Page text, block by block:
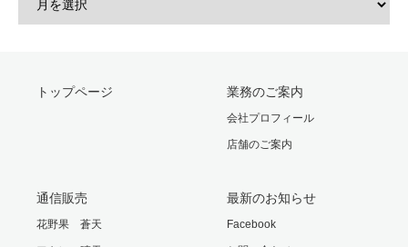
トップページ 業務のご案内
会社プロフィール
店舗のご案内
通信販売
花野果 蒼天
最新のお知らせ
Facebook